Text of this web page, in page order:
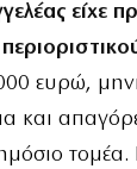
είχε
ευρώ,
και